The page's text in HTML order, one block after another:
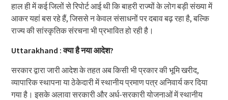
हाल ही में कई जिलों से रिपोर्ट आई थी कि बाहरी राज्यों के लोग बड़ी संख्या में
आकर यहां बस रहे हैं, जिससे न केवल संसाधनों पर दबाव बढ़ रहा है, बल्कि
राज्य की सांस्कृतिक संरचना भी प्रभावित हो रही है।
Uttarakhand : क्या है नया आदेश?
सरकार द्वारा जारी आदेश के तहत अब किसी भी प्रकार की भूमि खरीद,
व्यापारिक स्थापना या ठेकेदारी में स्थानीय प्रमाण पत्र अनिवार्य कर दिया
गया है। इसके अलावा सरकारी और अर्ध-सरकारी योजनाओं में स्थानीय